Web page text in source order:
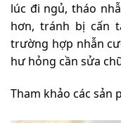
lúc đi ngủ, tháo
hơn, tránh bị cấn
trường hợp nhẫn
hư hỏng cần sửa
Tham khảo các sản